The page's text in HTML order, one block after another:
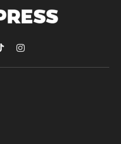
Instagram